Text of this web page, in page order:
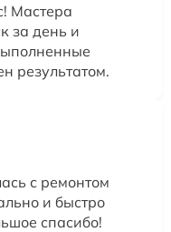
Мастера
за день и
результатом.
с ремонтом
и быстро
спасибо!